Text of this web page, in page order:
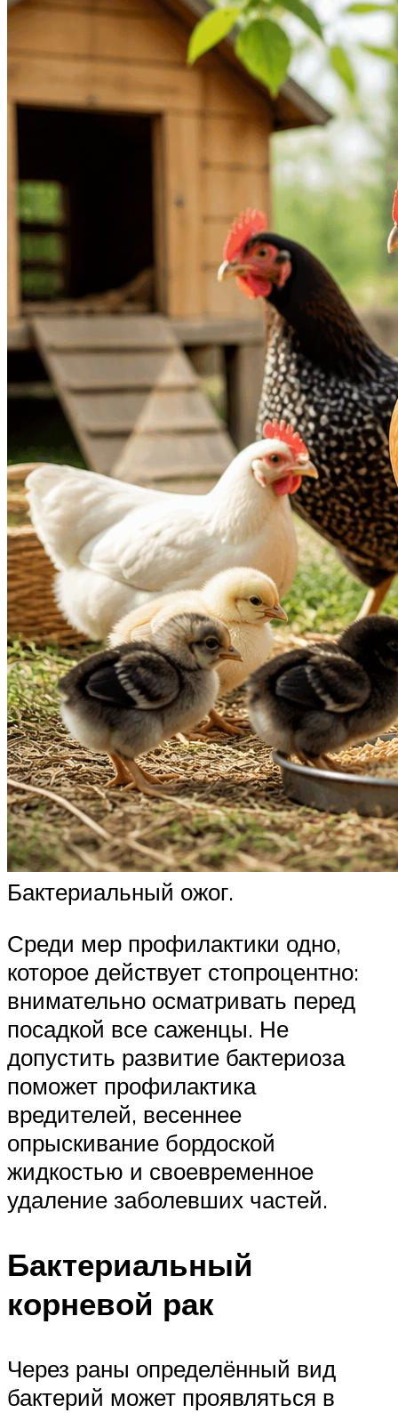
Бактериальный ожог.
Среди мер профилактики одно,
которое действует стопроцентно:
внимательно осматривать перед
посадкой все саженцы. Не
допустить развитие бактериоза
поможет профилактика
вредителей, весеннее
опрыскивание бордоской
жидкостью и своевременное
удаление заболевших частей.
Бактериальный
корневой рак
Через раны определённый вид
бактерий может проявляться в